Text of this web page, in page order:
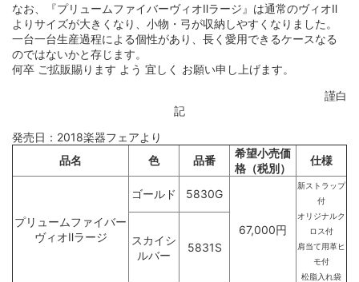
なお、『プリュームファイバーヴィオⅡラージ』は通常のヴィオⅡ
よりサイズが大きくなり、小物・弓が収納しやすくなりました。
一台一台生産過程による個性があり、長く愛用できるケースなる
のではないかと存じます。
何卒 ご拡販賜ります よう 宜しく お願い申し上げます。
謹白
記
発売日：2018楽器フェアより
品名
色 品番
希望小売価
格（税別）
仕様
プリュームファイバー
ヴィオⅡラージ
ゴールド 5830G
67,000円
新ストラップ
付
オリジナルク
ロス付
肩当て用革ヒ
モ付
松脂入れ袋
スカイシ
ルバー
5831S